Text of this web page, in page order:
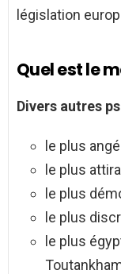
législation
Quel est le
Divers autres
le plus
le plus
le plus
le plus
le plus